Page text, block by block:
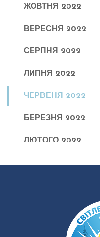
ЖОВТНЯ 2022
ВЕРЕСНЯ 2022
СЕРПНЯ 2022
ЛИПНЯ 2022
ЧЕРВЕНЯ 2022
БЕРЕЗНЯ 2022
ЛЮТОГО 2022